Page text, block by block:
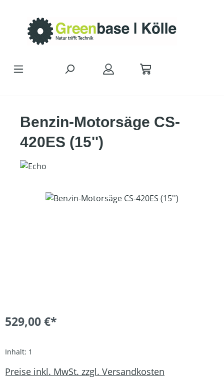
Benzin-Motorsäge CS-
420ES (15'')
Bildergalerie überspringen
529,00 €*
Inhalt: 1
Preise inkl. MwSt. zzgl. Versandkosten